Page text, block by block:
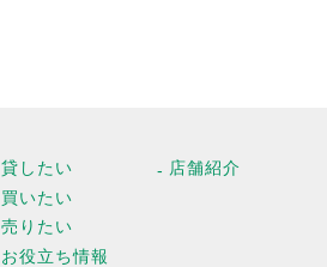
貸したい
買いたい
売りたい
お役立ち情報
店舗紹介